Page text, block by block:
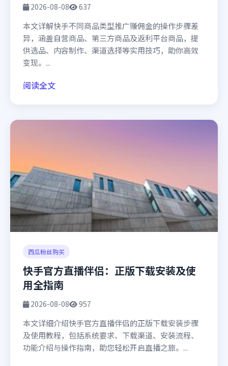
2026-08-08 637
本文详解快手不同商品类型推广赚佣金的操作步骤差
异，涵盖自营商品、第三方商品及返利平台商品，提
供选品、内容制作、渠道选择等实用技巧，助你高效
变现。...
阅读全文
西瓜粉丝购买
快手官方直播伴侣：正版下载安装及使
用全指南
2026-08-08 957
本文详细介绍快手官方直播伴侣的正版下载安装步骤
及使用教程，包括系统要求、下载渠道、安装流程、
功能介绍与操作指南，助您轻松开启直播之旅。...